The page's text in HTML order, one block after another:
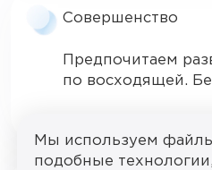
Совершенство
Предпочитаем
по восходящей.
Мы используем
подобные